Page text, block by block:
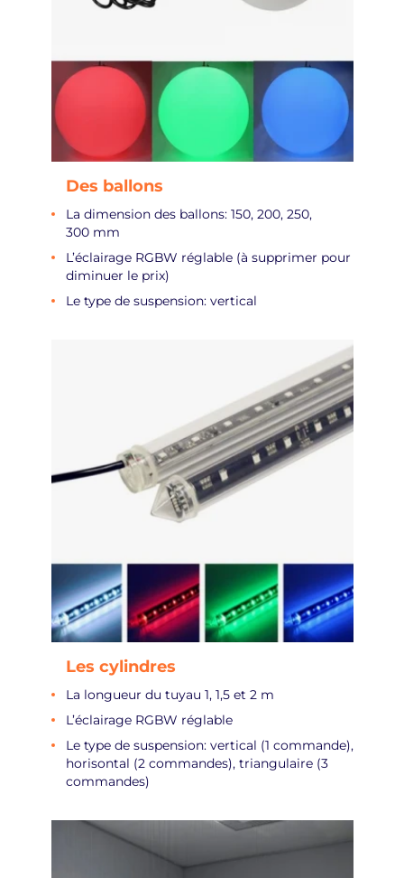
Des ballons
La dimension des ballons: 150, 200, 250,
300 mm
L’éclairage RGBW réglable (à supprimer pour
diminuer le prix)
Le type de suspension: vertical
Les cylindres
La longueur du tuyau 1, 1,5 et 2 m
L’éclairage RGBW réglable
Le type de suspension: vertical (1 commande),
horisontal (2 commandes), triangulaire (3
commandes)